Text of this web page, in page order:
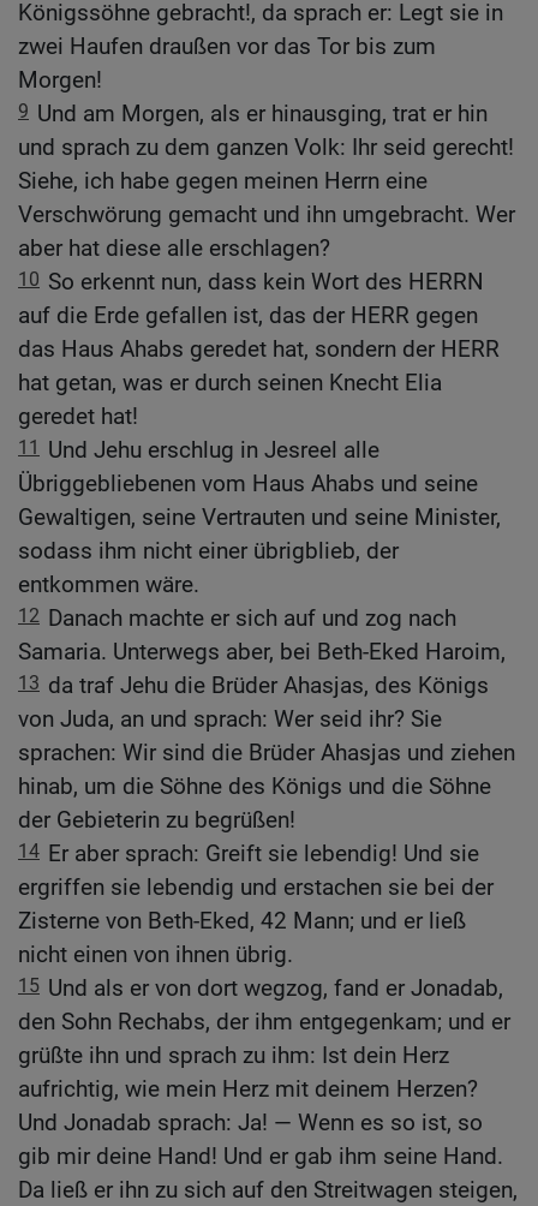
Königssöhne gebracht!, da sprach er: Legt sie in
zwei Haufen draußen vor das Tor bis zum
Morgen!
9 Und am Morgen, als er hinausging, trat er hin
und sprach zu dem ganzen Volk: Ihr seid gerecht!
Siehe, ich habe gegen meinen Herrn eine
Verschwörung gemacht und ihn umgebracht. Wer
aber hat diese alle erschlagen?
10 So erkennt nun, dass kein Wort des HERRN
auf die Erde gefallen ist, das der HERR gegen
das Haus Ahabs geredet hat, sondern der HERR
hat getan, was er durch seinen Knecht Elia
geredet hat!
11
Und Jehu erschlug in Jesreel alle
Übriggebliebenen vom Haus Ahabs und seine
Gewaltigen, seine Vertrauten und seine Minister,
sodass ihm nicht einer übrigblieb, der
entkommen wäre.
12 Danach machte er sich auf und zog nach
Samaria. Unterwegs aber, bei Beth-Eked Haroim,
13 da traf Jehu die Brüder Ahasjas, des Königs
von Juda, an und sprach: Wer seid ihr? Sie
sprachen: Wir sind die Brüder Ahasjas und ziehen
hinab, um die Söhne des Königs und die Söhne
der Gebieterin zu begrüßen!
14 Er aber sprach: Greift sie lebendig! Und sie
ergriffen sie lebendig und erstachen sie bei der
Zisterne von Beth-Eked, 42 Mann; und er ließ
nicht einen von ihnen übrig.
15 Und als er von dort wegzog, fand er Jonadab,
den Sohn Rechabs, der ihm entgegenkam; und er
grüßte ihn und sprach zu ihm: Ist dein Herz
aufrichtig, wie mein Herz mit deinem Herzen?
Und Jonadab sprach: Ja! — Wenn es so ist, so
gib mir deine Hand! Und er gab ihm seine Hand.
Da ließ er ihn zu sich auf den Streitwagen steigen,